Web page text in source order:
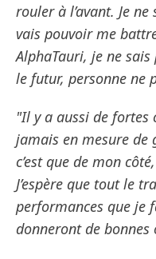
rouler à l’avant. Je
vais pouvoir me
AlphaTauri, je ne sais
le futur, personne ne
"Il y a aussi de fortes
jamais en mesure de
c’est que de mon
J’espère que tout le
performances que je
donneront de